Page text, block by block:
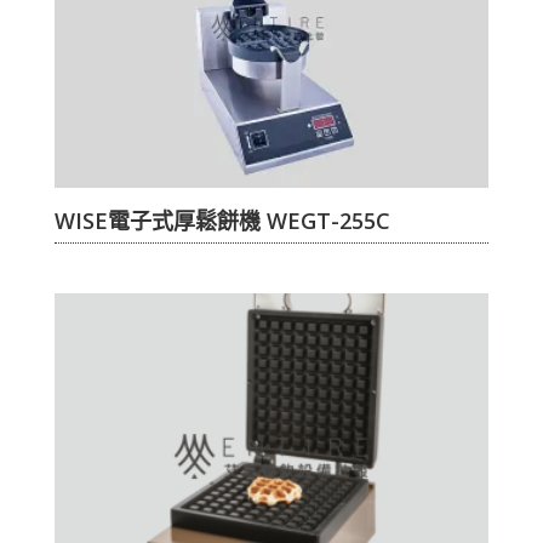
WISE電子式厚鬆餅機 WEGT-255C